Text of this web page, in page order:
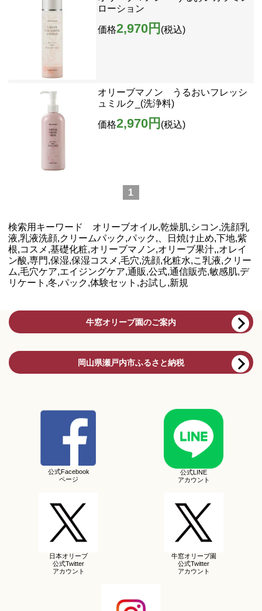
ローション
価格2,970円 (税込)
オリーブマノン うるおいフレッシ
ュミルク_(洗浄料)
価格2,970円 (税込)
1
検索用キーワード オリーブオイル,乾燥肌,シコン,洗顔乳
液,乳液洗顔,クリームパック,パック,、日焼け止め,下地,紫
根,コスメ,基礎化粧,オリーブマノン,オリーブ果汁,,オレイ
ン酸,専門,保湿,保湿コスメ,毛穴,洗顔,化粧水,こ乳液,クリー
ム,毛穴ケア,エイジングケア,通販,公式,通信販売,敏感肌,デ
リケート,冬,パック,体験セット,お試し,新規
牛窓オリーブ園のご案内
岡山県瀬戸内市ふるさと納税
公式Facebook
ページ
公式LINE
アカウント
日本オリーブ
公式Twitter
アカウント
牛窓オリーブ園
公式Twitter
アカウント